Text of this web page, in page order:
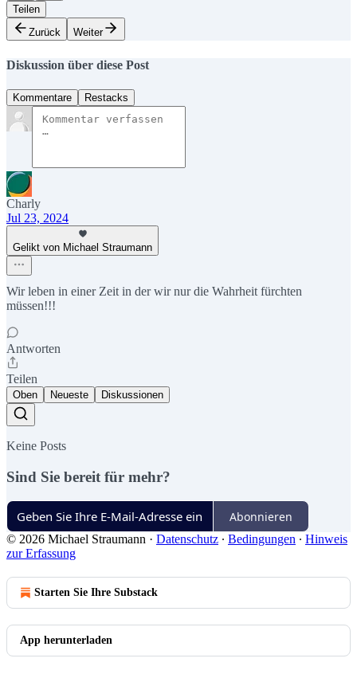
Teilen
Zurück
Weiter
Diskussion über diese Post
Kommentare Restacks
Charly
Jul 23, 2024
Gelikt von Michael Straumann
Wir leben in einer Zeit in der wir nur die Wahrheit fürchten
müssen!!!
Antworten
Teilen
Oben Neueste Diskussionen
Keine Posts
Sind Sie bereit für mehr?
Abonnieren
© 2026 Michael Straumann · Datenschutz ∙ Bedingungen ∙ Hinweis
zur Erfassung
Starten Sie Ihre Substack
App herunterladen